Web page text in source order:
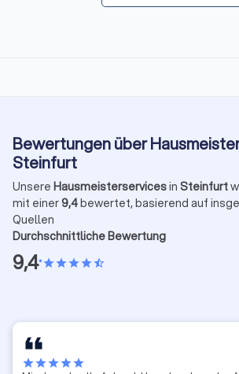
Bewertungen über
Steinfurt
Unsere Hausmeisterservicesin Steinfurt
mit einer9,4bewertet, basierend auf
Quellen
Durchschnittliche Bewertung
9,4•starstarstarstarstar_half
starstarstarstarstar